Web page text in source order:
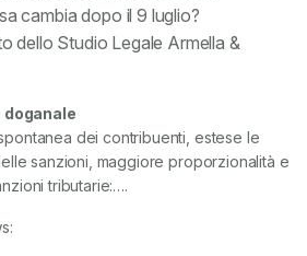
cambia dopo il 9 luglio?
dello Studio Legale Armella &
dei contribuenti, estese le
sanzioni, maggiore proporzionalità e
tributarie:….